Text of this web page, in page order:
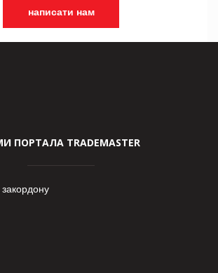
написати нам
ПОРТАЛА TRADEMASTER